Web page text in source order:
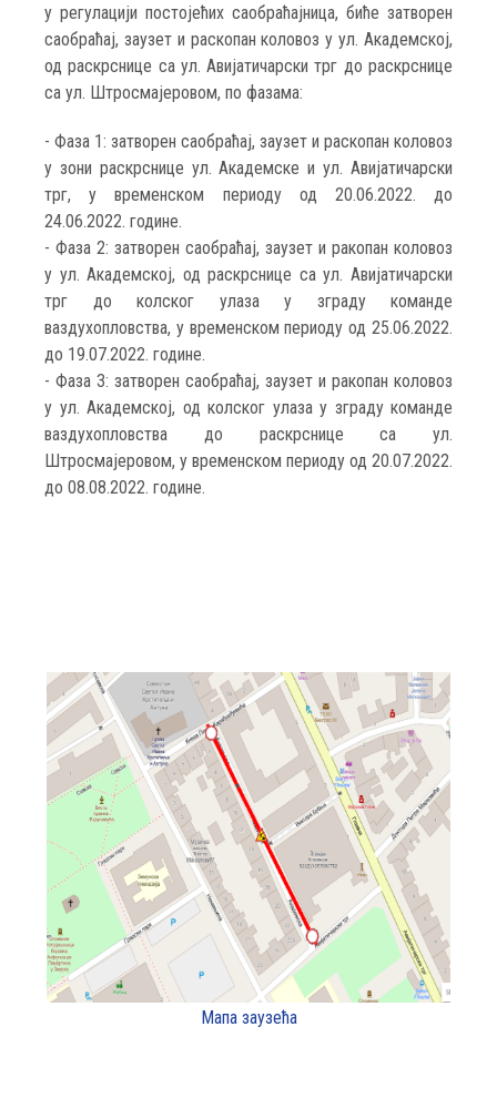
у регулацији постојећих саобраћајница, биће затворен
саобраћај, заузет и раскопан коловоз у ул. Академској,
од раскрснице са ул. Авијатичарски трг до раскрснице
са ул. Штросмајеровом, по фазама:
- Фаза 1: затворен саобраћај, заузет и раскопан коловоз
у зони раскрснице ул. Академске и ул. Авијатичарски
трг, у временском периоду од 20.06.2022. до
24.06.2022. године.
- Фаза 2: затворен саобраћај, заузет и ракопан коловоз
у ул. Академској, од раскрснице са ул. Авијатичарски
трг до колског улаза у зграду команде
ваздухопловства, у временском периоду од 25.06.2022.
до 19.07.2022. године.
- Фаза 3: затворен саобраћај, заузет и ракопан коловоз
у ул. Академској, од колског улаза у зграду команде
ваздухопловства до раскрснице са ул.
Штросмајеровом, у временском периоду од 20.07.2022.
до 08.08.2022. године.
Мапа заузећа